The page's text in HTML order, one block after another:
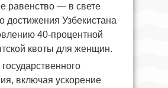
равенство — в свете
достижения Узбекистана
40-процентной
квоты для женщин.
включая ускорение